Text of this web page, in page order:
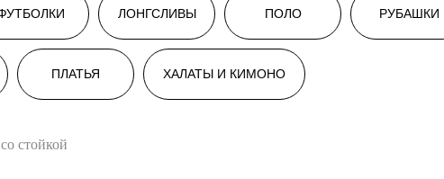
ЛОНГСЛИВЫ ПОЛО РУБАШКИ
ХАЛАТЫ И КИМОНО
ПЛАТЬЯ
стойкой
42, рост - 178 см, обхват груди - 80 см, обхват талии - 60 см, обхват